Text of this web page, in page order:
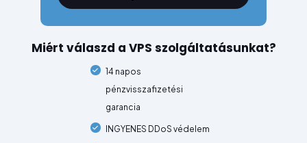
Miért válaszd a VPS szolgáltatásunkat?
14 napos
pénzvisszafizetési
garancia
INGYENES DDoS védelem